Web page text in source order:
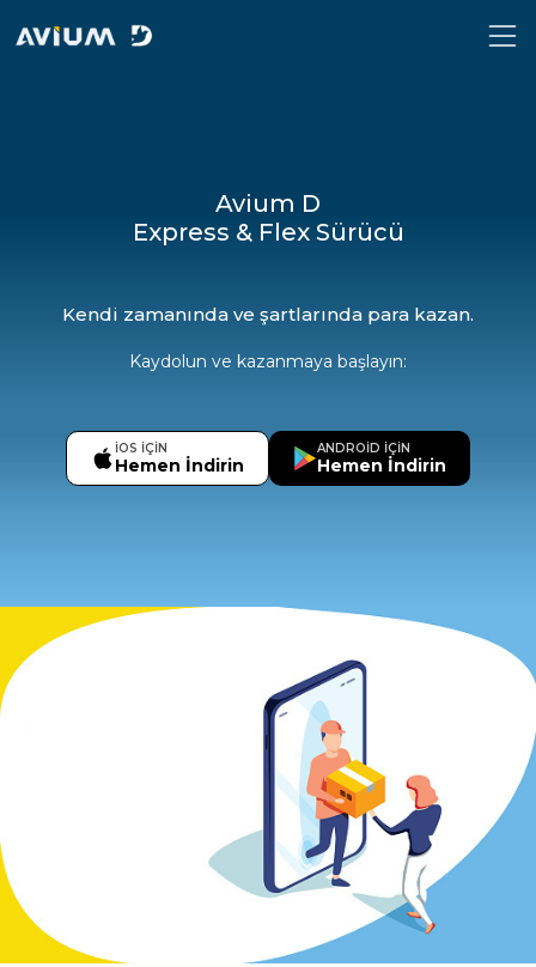
Avium D
Express & Flex Sürücü
Kendi zamanında ve şartlarında para kazan.
Kaydolun ve kazanmaya başlayın:
IOS IÇIN
Hemen İndirin
ANDROID IÇIN
Hemen İndirin